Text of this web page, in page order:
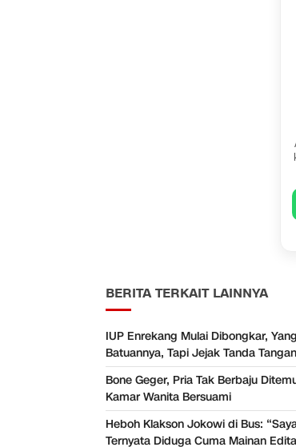
BERITA TERKAIT LAINNYA
IUP Enrekang Mulai Dibongkar,
Batuannya, Tapi Jejak Tanda
Bone Geger, Pria Tak Berbaju
Kamar Wanita Bersuami
Heboh Klakson Jokowi di Bus:
Ternyata Diduga Cuma Mainan